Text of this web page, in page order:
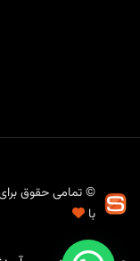
© تمامی حقوق
با